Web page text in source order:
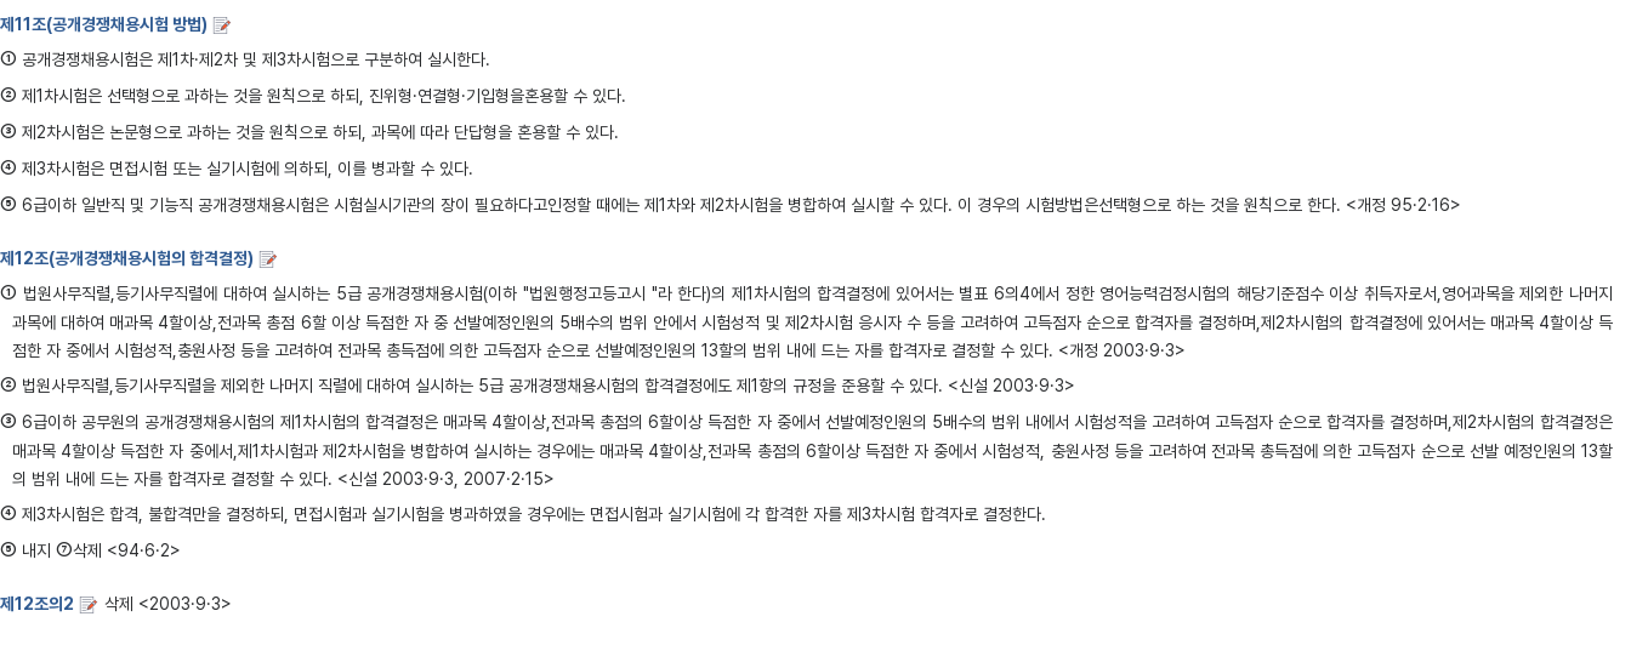
제11조(공개경쟁채용시험 방법)
① 공개경쟁채용시험은 제1차·제2차 및 제3차시험으로 구분하여 실시한다.
② 제1차시험은 선택형으로 과하는 것을 원칙으로 하되, 진위형·연결형·기입형을혼용할 수 있다.
③ 제2차시험은 논문형으로 과하는 것을 원칙으로 하되, 과목에 따라 단답형을 혼용할 수 있다.
④ 제3차시험은 면접시험 또는 실기시험에 의하되, 이를 병과할 수 있다.
⑤ 6급이하 일반직 및 기능직 공개경쟁채용시험은 시험실시기관의 장이 필요하다고인정할 때에는 제1차와 제2차시험을 병합하여 실시할 수 있다. 이 경우의 시험방법은선택형으로 하는 것을 원칙으로 한다. <개정 95·2·16>
제12조(공개경쟁채용시험의 합격결정)
① 법원사무직렬,등기사무직렬에 대하여 실시하는 5급 공개경쟁채용시험(이하 "법원행정고등고시 "라 한다)의 제1차시험의 합격결정에 있어서는 별표 6의4에서 정한 영어능력검정시험의 해당기준점수 이상 취득자로서,영어과목을 제외한 나머지
과목에 대하여 매과목 4할이상,전과목 총점 6할 이상 득점한 자 중 선발예정인원의 5배수의 범위 안에서 시험성적 및 제2차시험 응시자 수 등을 고려하여 고득점자 순으로 합격자를 결정하며,제2차시험의 합격결정에 있어서는 매과목 4할이상 득
점한 자 중에서 시험성적,충원사정 등을 고려하여 전과목 총득점에 의한 고득점자 순으로 선발예정인원의 13할의 범위 내에 드는 자를 합격자로 결정할 수 있다. <개정 2003·9·3>
② 법원사무직렬,등기사무직렬을 제외한 나머지 직렬에 대하여 실시하는 5급 공개경쟁채용시험의 합격결정에도 제1항의 규정을 준용할 수 있다. <신설 2003·9·3>
③ 6급이하 공무원의 공개경쟁채용시험의 제1차시험의 합격결정은 매과목 4할이상,전과목 총점의 6할이상 득점한 자 중에서 선발예정인원의 5배수의 범위 내에서 시험성적을 고려하여 고득점자 순으로 합격자를 결정하며,제2차시험의 합격결정은
매과목 4할이상 득점한 자 중에서,제1차시험과 제2차시험을 병합하여 실시하는 경우에는 매과목 4할이상,전과목 총점의 6할이상 득점한 자 중에서 시험성적, 충원사정 등을 고려하여 전과목 총득점에 의한 고득점자 순으로 선발 예정인원의 13할
의 범위 내에 드는 자를 합격자로 결정할 수 있다. <신설 2003·9·3, 2007·2·15>
④ 제3차시험은 합격, 불합격만을 결정하되, 면접시험과 실기시험을 병과하였을 경우에는 면접시험과 실기시험에 각 합격한 자를 제3차시험 합격자로 결정한다.
⑤ 내지 ⑦삭제 <94·6·2>
제12조의2 삭제 <2003·9·3>